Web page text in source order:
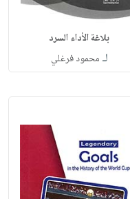
بلاغة الأداء السرد
لـ محمود فرغلي